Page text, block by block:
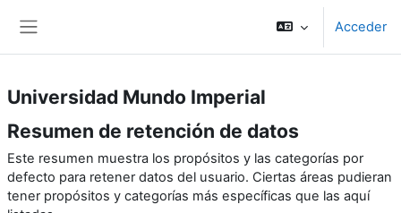
Acceder
Universidad Mundo Imperial
Resumen de retención de datos
Este resumen muestra los propósitos y las categorías por
defecto para retener datos del usuario. Ciertas áreas pudieran
tener propósitos y categorías más específicas que las aquí